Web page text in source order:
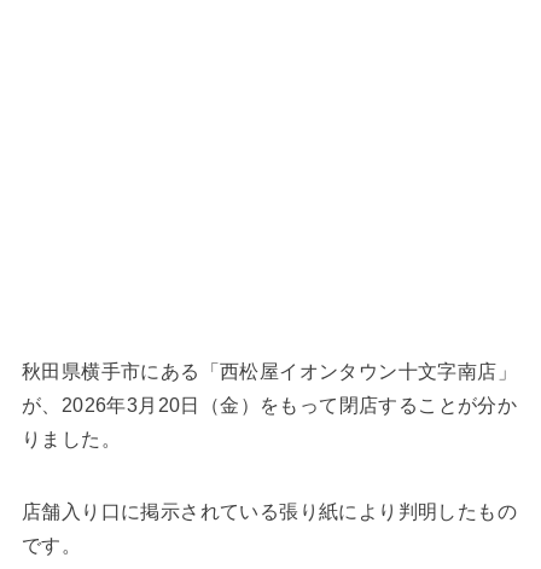
秋田県横手市にある「西松屋イオンタウン十文字南店」
が、2026年3月20日（金）をもって閉店することが分か
りました。
店舗入り口に掲示されている張り紙により判明したもの
です。